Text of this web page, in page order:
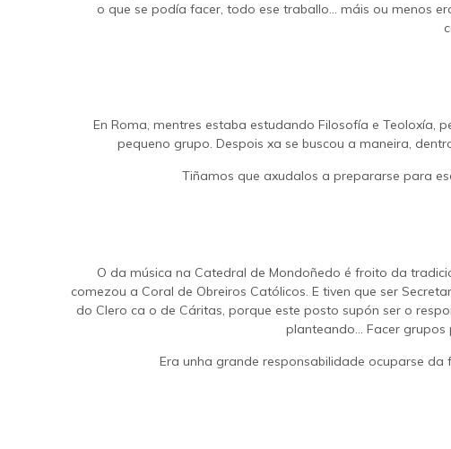
o que se podía facer, todo ese traballo… máis ou menos
En Roma, mentres estaba estudando Filosofía e Teoloxía,
pequeno grupo. Despois xa se buscou a maneira,
Tiñamos que axudalos a prepararse para
O da música na Catedral de Mondoñedo é froito da
comezou a Coral de Obreiros Católicos. E tiven que ser
do Clero ca o de Cáritas, porque este posto supón ser o
planteando… Facer
Era unha grande responsabilidade ocuparse